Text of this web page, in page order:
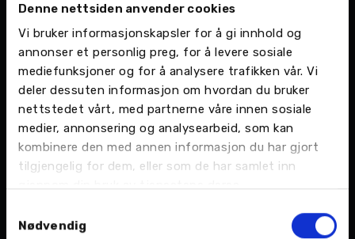
Denne nettsiden anvender cookies
Vi bruker informasjonskapsler for å gi innhold og
annonser et personlig preg, for å levere sosiale
mediefunksjoner og for å analysere trafikken vår. Vi
deler dessuten informasjon om hvordan du bruker
nettstedet vårt, med partnerne våre innen sosiale
medier, annonsering og analysearbeid, som kan
kombinere den med annen informasjon du har gjort
tilgjengelig for dem, eller som de har samlet inn
gjennom din bruk av tjenestene deres.
Nødvendig
Dette er noe Tor Kenneth Jordbro kan skrive
under på, han har jobbet her siden 1994:
– Vi blir som en familie, hvor samholdet er veldig
sterkt, sier han.